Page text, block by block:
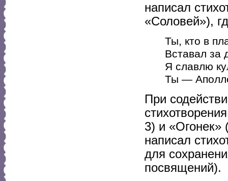
написал
«Соловей»),
Ты, кто в
Вставал за
Я славлю
Ты —
При
3) и
написал
для
посвящений).